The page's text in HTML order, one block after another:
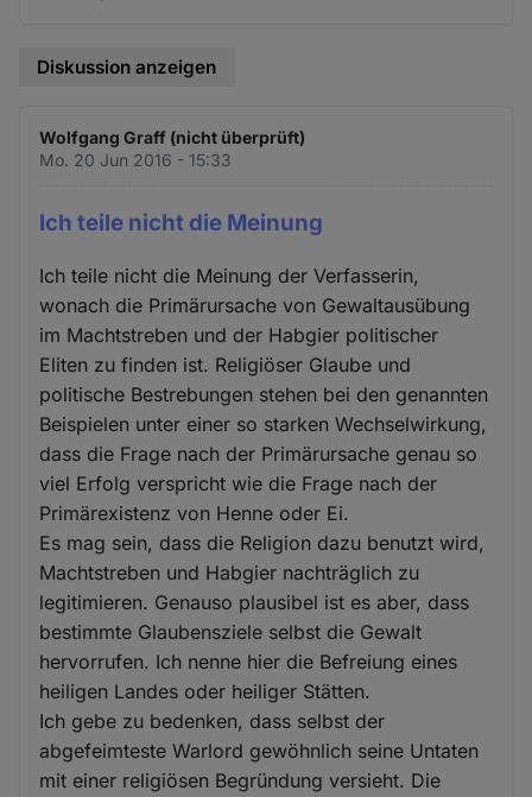
Diskussion anzeigen
Wolfgang Graff (nicht überprüft)
Mo. 20 Jun 2016 - 15:33
Ich teile nicht die Meinung
Ich teile nicht die Meinung der Verfasserin,
wonach die Primärursache von Gewaltausübung
im Machtstreben und der Habgier politischer
Eliten zu finden ist. Religiöser Glaube und
politische Bestrebungen stehen bei den genannten
Beispielen unter einer so starken Wechselwirkung,
dass die Frage nach der Primärursache genau so
viel Erfolg verspricht wie die Frage nach der
Primärexistenz von Henne oder Ei.
Es mag sein, dass die Religion dazu benutzt wird,
Machtstreben und Habgier nachträglich zu
legitimieren. Genauso plausibel ist es aber, dass
bestimmte Glaubensziele selbst die Gewalt
hervorrufen. Ich nenne hier die Befreiung eines
heiligen Landes oder heiliger Stätten.
Ich gebe zu bedenken, dass selbst der
abgefeimteste Warlord gewöhnlich seine Untaten
mit einer religiösen Begründung versieht. Die